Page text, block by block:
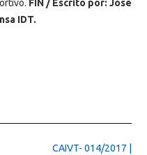
FIN / Escrito por: José
IDT.
CAIVT- 014/2017 |